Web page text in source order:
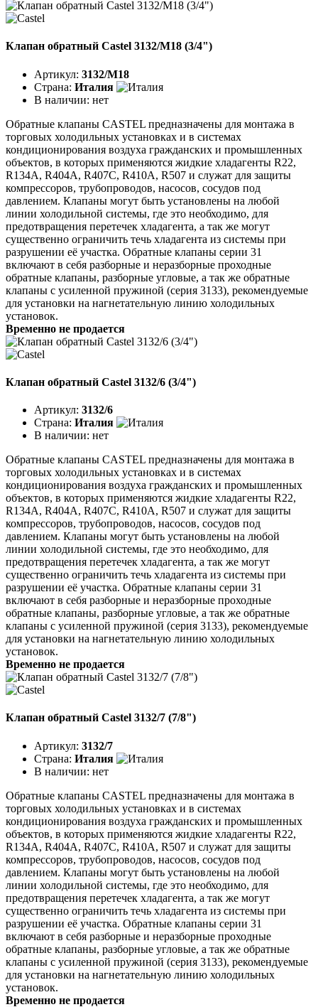
Клапан обратный Castel 3132/M18 (3/4")
Артикул: 3132/M18
Страна: Италия
В наличии: нет
Обратные клапаны CASTEL предназначены для монтажа в
торговых холодильных установках и в системах
кондиционирования воздуха гражданских и промышленных
объектов, в которых применяются жидкие хладагенты R22,
R134A, R404A, R407C, R410A, R507 и служат для защиты
компрессоров, трубопроводов, насосов, сосудов под
давлением. Клапаны могут быть установлены на любой
линии холодильной системы, где это необходимо, для
предотвращения перетечек хладагента, а так же могут
существенно ограничить течь хладагента из системы при
разрушении её участка. Обратные клапаны серии 31
включают в себя разборные и неразборные проходные
обратные клапаны, разборные угловые, а так же обратные
клапаны с усиленной пружиной (серия 3133), рекомендуемые
для установки на нагнетательную линию холодильных
установок.
Временно не продается
Клапан обратный Castel 3132/6 (3/4")
Артикул: 3132/6
Страна: Италия
В наличии: нет
Обратные клапаны CASTEL предназначены для монтажа в
торговых холодильных установках и в системах
кондиционирования воздуха гражданских и промышленных
объектов, в которых применяются жидкие хладагенты R22,
R134A, R404A, R407C, R410A, R507 и служат для защиты
компрессоров, трубопроводов, насосов, сосудов под
давлением. Клапаны могут быть установлены на любой
линии холодильной системы, где это необходимо, для
предотвращения перетечек хладагента, а так же могут
существенно ограничить течь хладагента из системы при
разрушении её участка. Обратные клапаны серии 31
включают в себя разборные и неразборные проходные
обратные клапаны, разборные угловые, а так же обратные
клапаны с усиленной пружиной (серия 3133), рекомендуемые
для установки на нагнетательную линию холодильных
установок.
Временно не продается
Клапан обратный Castel 3132/7 (7/8")
Артикул: 3132/7
Страна: Италия
В наличии: нет
Обратные клапаны CASTEL предназначены для монтажа в
торговых холодильных установках и в системах
кондиционирования воздуха гражданских и промышленных
объектов, в которых применяются жидкие хладагенты R22,
R134A, R404A, R407C, R410A, R507 и служат для защиты
компрессоров, трубопроводов, насосов, сосудов под
давлением. Клапаны могут быть установлены на любой
линии холодильной системы, где это необходимо, для
предотвращения перетечек хладагента, а так же могут
существенно ограничить течь хладагента из системы при
разрушении её участка. Обратные клапаны серии 31
включают в себя разборные и неразборные проходные
обратные клапаны, разборные угловые, а так же обратные
клапаны с усиленной пружиной (серия 3133), рекомендуемые
для установки на нагнетательную линию холодильных
установок.
Временно не продается